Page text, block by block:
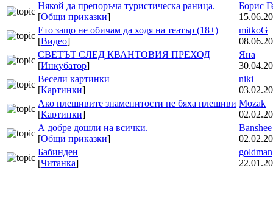
Някой да препоръча туристическа раница.
[Общи приказки]
Борис
Ето защо не обичам да ходя на театър (18+)
[Видео]
mitkoG
СВЕТЪТ СЛЕД КВАНТОВИЯ ПРЕХОД
[Инкубатор]
Яна
Весели картинки
[Картинки]
niki
Ако плешивите знаменитости не бяха плешиви
[Картинки]
Mozak
А добре дошли на всички.
[Общи приказки]
Banshee
Бабинден
[Читанка]
goldman